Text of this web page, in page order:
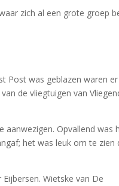
zich al een grote groep
Post was geblazen waren
de vliegtuigen van
Opvallend was
het was leuk om te zien
Wietske van De